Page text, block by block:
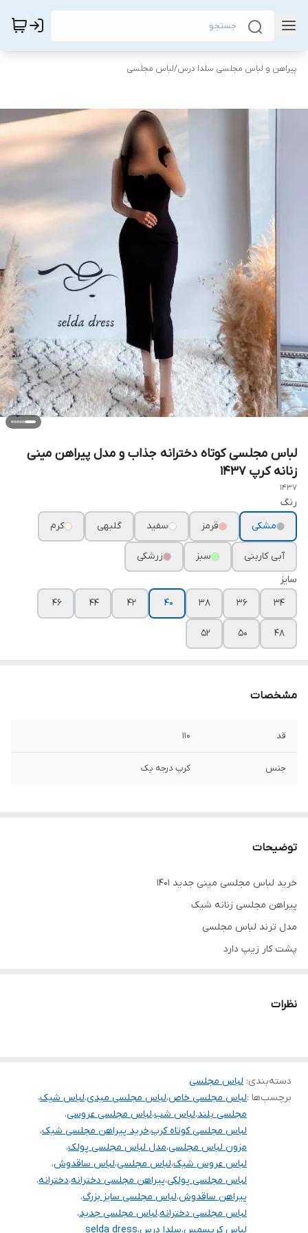
پیراهن و لباس مجلسی سلدا درس/لباس مجلسی
لباس مجلسی کوتاه دخترانه جذاب و مدل پیراهن مینی
زنانه کرپ ۱۴۳۷
1437
رنگ
مشکی
قرمز سفید گلبهی کرم
آبی کاربنی سبز
زرشکی
سایز
۳۴
۳۶ ۳۸ ۴۰ ۴۲ ۴۴ ۴۶
۴۸ ۵۰ ۵۲
مشخصات
قد ۱۱۰
جنس کرپ درجه یک
توضیحات
خرید لباس مجلسی مینی جدید ۱۴۰۱
پیراهن مجلسی زنانه شیک
مدل ترند لباس مجلسی
پشت کار زیپ دارد
برای خرید سایز های بالاتر ۵۲ تا ۶۰ از واتس اپ پیام دهید
دوستان عزیز در هنگام انتخاب مدل دقت کنید مشخصات لباس ها زیر
آنها درج شده است چون این سایت امکان مرجوع ندارد و فقط امکان
تعویض سایز دارد.
نظرات
دسته‌بندی: لباس مجلسی
برچسب‌ها :لباس مجلسی خاص،لباس مجلسی میدی،لباس شیک،
مجلسی بلند،لباس شب،لباس مجلسی عروسی،
لباس مجلسی کوتاه کرپ،خرید پیراهن مجلسی شیک،
مزون لباس مجلسی،مدل لباس مجلسی پولک،
لباس عروس شیک،لباس مجلسی،لباس ساقدوش،
لباس مجلسی پولکی،پیراهن مجلسی دخترانه،دخترانه،
پیراهن ساقدوش،لباس مجلسی سایز بزرگ،
لباس مجلسی دخترانه،لباس مجلسی جدید،
لباس کریسمس،سلدا درس،selda dress